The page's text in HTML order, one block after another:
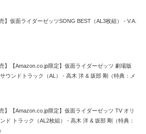
】仮面ライダーゼッツSONG BEST（AL3枚組） - V.A.
売】【Amazon.co.jp限定】仮面ライダーゼッツ 劇場版
ウンドトラック（AL） - 高木 洋 & 坂部 剛（特典：メ
】【Amazon.co.jp限定】仮面ライダーゼッツ TV オリ
ド トラック（AL2枚組） - 高木 洋 & 坂部 剛（特典：